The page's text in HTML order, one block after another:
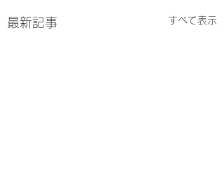
最新記事 すべて表示